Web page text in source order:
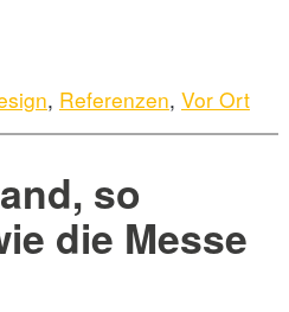
, Referenzen, Vor Ort
so
die Messe